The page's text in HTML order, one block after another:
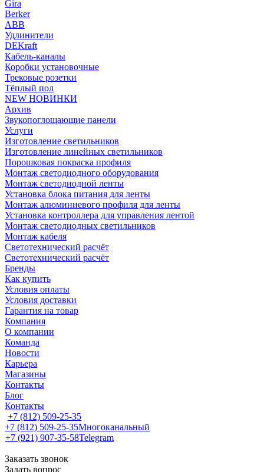
Gira
Berker
ABB
Удлинители
DEKraft
Кабель-каналы
Коробки установочные
Трековые розетки
Тёплый пол
NEW НОВИНКИ
Архив
Звукопоглощающие панели
Услуги
Изготовление светильников
Изготовление линейных светильников
Порошковая покраска профиля
Монтаж светодиодного оборудования
Монтаж светодиодной ленты
Установка блока питания для ленты
Монтаж алюминиевого профиля для ленты
Установка контроллера для управления лентой
Монтаж светодиодных светильников
Монтаж кабеля
Светотехнический расчёт
Светотехнический расчёт
Бренды
Как купить
Условия оплаты
Условия доставки
Гарантия на товар
Компания
О компании
Команда
Новости
Карьера
Магазины
Контакты
Блог
Контакты
+7 (812) 509-25-35
+7 (812) 509-25-35Многоканальный
+7 (921) 907-35-58Telegram
Заказать звонок
Задать вопрос